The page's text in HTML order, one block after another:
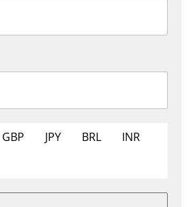
GBP JPY BRL
INR